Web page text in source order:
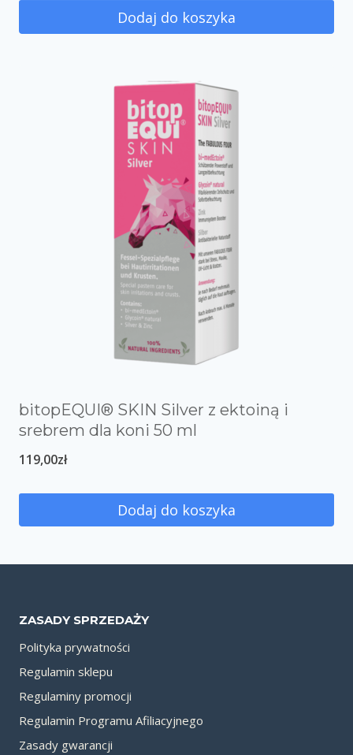
Dodaj do koszyka
bitopEQUI® SKIN Silver z ektoiną i
srebrem dla koni 50 ml
119,00zł
Dodaj do koszyka
ZASADY SPRZEDAŻY
Polityka prywatności
Regulamin sklepu
Regulaminy promocji
Regulamin Programu Afiliacyjnego
Zasady gwarancji